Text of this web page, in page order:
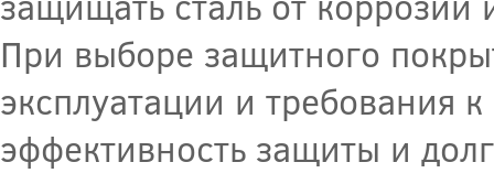
При выборе защитного
эксплуатации и требования
эффективность защиты и